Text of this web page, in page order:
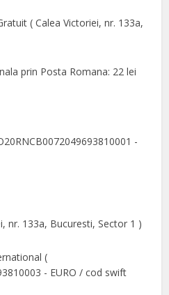
( Calea Victoriei, nr. 133a,
prin Posta Romana: 22 lei
-
nr. 133a, Bucuresti, Sector 1 )
(
- EURO / cod swift